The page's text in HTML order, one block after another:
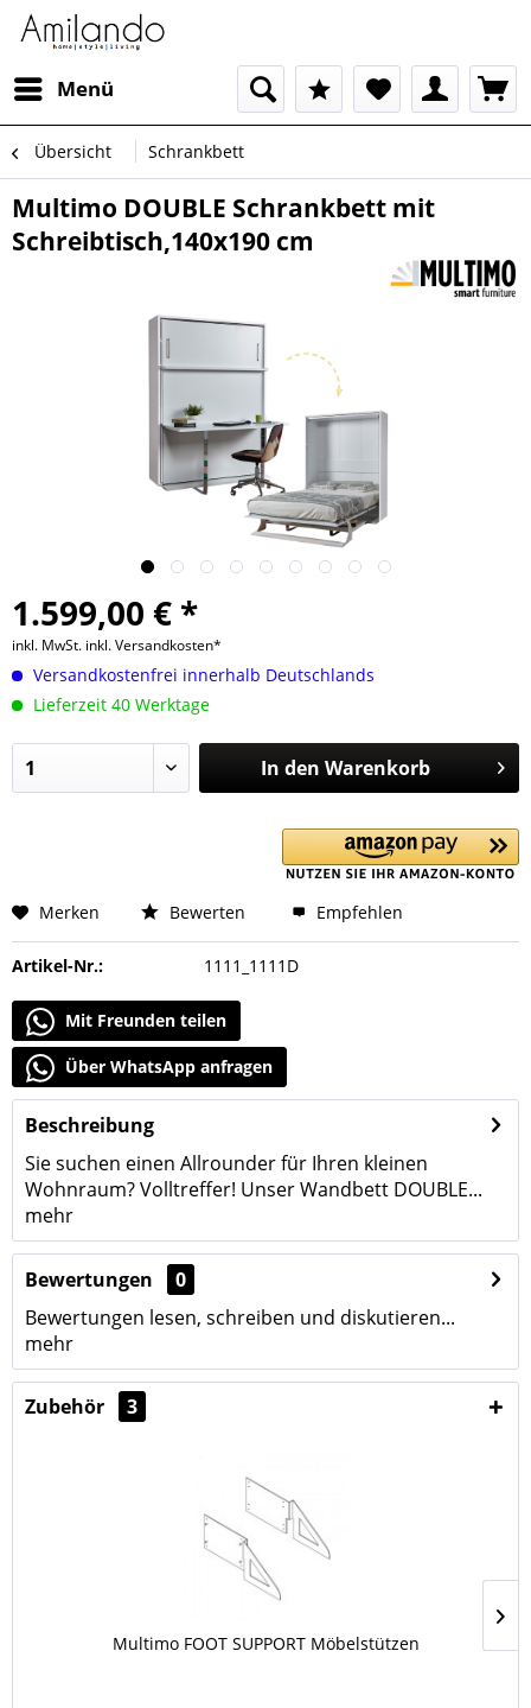
Menü
Übersicht Schrankbett
Multimo DOUBLE Schrankbett mit
Schreibtisch,140x190 cm
1.599,00 € *
inkl. MwSt. inkl. Versandkosten*
Versandkostenfrei innerhalb Deutschlands
Lieferzeit 40 Werktage
In den Warenkorb
Merken Bewerten Empfehlen
Artikel-Nr.: 1111_1111D
Mit Freunden teilen
Über WhatsApp anfragen
Beschreibung
Sie suchen einen Allrounder für Ihren kleinen
Wohnraum? Volltreffer! Unser Wandbett DOUBLE...
mehr
Bewertungen
0
Bewertungen lesen, schreiben und diskutieren...
mehr
Zubehör 3
Multimo FOOT SUPPORT Möbelstützen